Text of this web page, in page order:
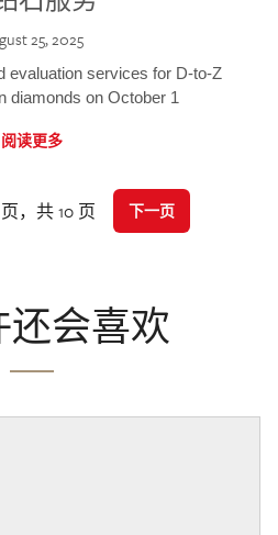
25, 2025
evaluation services for D-to-Z
diamonds on October 1
阅读更多
，共 10 页 下一页
还会喜欢